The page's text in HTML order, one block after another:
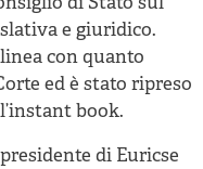
e giuridico.
con quanto
ed è stato ripreso
book.
di Euricse